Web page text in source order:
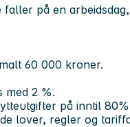
på en
60 000 kroner.
med 2 %.
på inntil
lover, regler og